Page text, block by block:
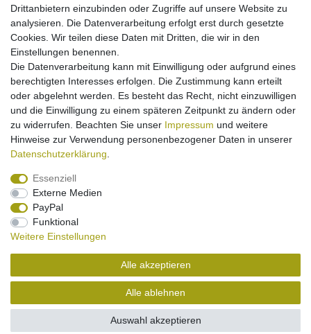
In den Warenkorb
inkl. ges. MwSt. Versandkosten
Akku Li-Polymer für Caterpillar CAT S75 /
BM1S1B (Ersatz für CCW5000-1)
17,95 € *
In den Warenkorb
Impressum Daten­schutz­erklärung
Vertrag widerrufen Kontakt
Drittanbietern einzubinden oder Zugriffe auf unsere Website zu
analysieren. Die Datenverarbeitung erfolgt erst durch gesetzte
Cookies. Wir teilen diese Daten mit Dritten, die wir in den
Einstellungen benennen.
Die Datenverarbeitung kann mit Einwilligung oder aufgrund eines
berechtigten Interesses erfolgen. Die Zustimmung kann erteilt
oder abgelehnt werden. Es besteht das Recht, nicht einzuwilligen
und die Einwilligung zu einem späteren Zeitpunkt zu ändern oder
zu widerrufen. Beachten Sie unser Impressum und weitere
Hinweise zur Verwendung personenbezogener Daten in unserer
Daten­schutz­erklärung
Essenziell
Externe Medien
PayPal
Funktional
Weitere Einstellungen
Alle akzeptieren
Alle ablehnen
Auswahl akzeptieren